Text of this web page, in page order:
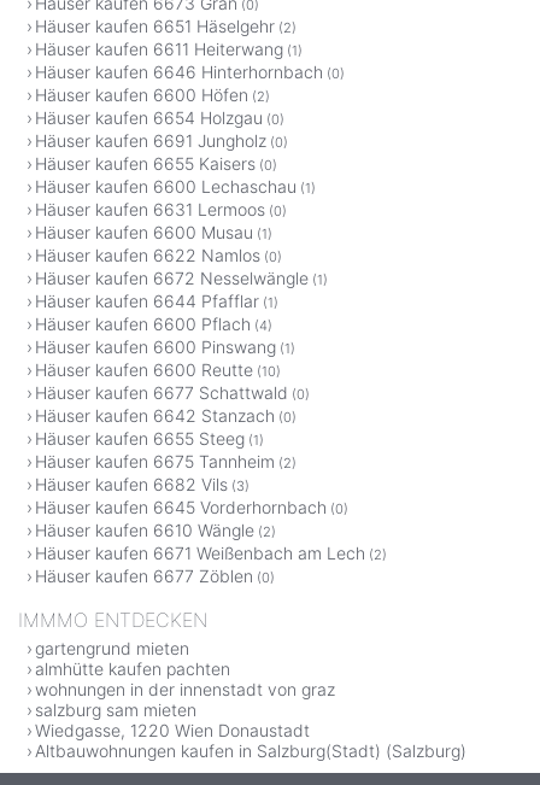
(0)
Häuser kaufen 6651 Häselgehr (2)
Häuser kaufen 6611 Heiterwang (1)
Häuser kaufen 6646 Hinterhornbach (0)
Häuser kaufen 6600 Höfen (2)
Häuser kaufen 6654 Holzgau (0)
Häuser kaufen 6691 Jungholz (0)
Häuser kaufen 6655 Kaisers (0)
Häuser kaufen 6600 Lechaschau (1)
Häuser kaufen 6631 Lermoos (0)
Häuser kaufen 6600 Musau (1)
Häuser kaufen 6622 Namlos (0)
Häuser kaufen 6672 Nesselwängle (1)
Häuser kaufen 6644 Pfafflar (1)
Häuser kaufen 6600 Pflach (4)
Häuser kaufen 6600 Pinswang (1)
Häuser kaufen 6600 Reutte (10)
Häuser kaufen 6677 Schattwald (0)
Häuser kaufen 6642 Stanzach (0)
Häuser kaufen 6655 Steeg (1)
Häuser kaufen 6675 Tannheim (2)
Häuser kaufen 6682 Vils (3)
Häuser kaufen 6645 Vorderhornbach (0)
Häuser kaufen 6610 Wängle (2)
Häuser kaufen 6671 Weißenbach am Lech (2)
Häuser kaufen 6677 Zöblen (0)
IMMMO ENTDECKEN
gartengrund mieten
almhütte kaufen pachten
wohnungen in der innenstadt von graz
salzburg sam mieten
Wiedgasse, 1220 Wien Donaustadt
Altbauwohnungen kaufen in Salzburg(Stadt) (Salzburg)